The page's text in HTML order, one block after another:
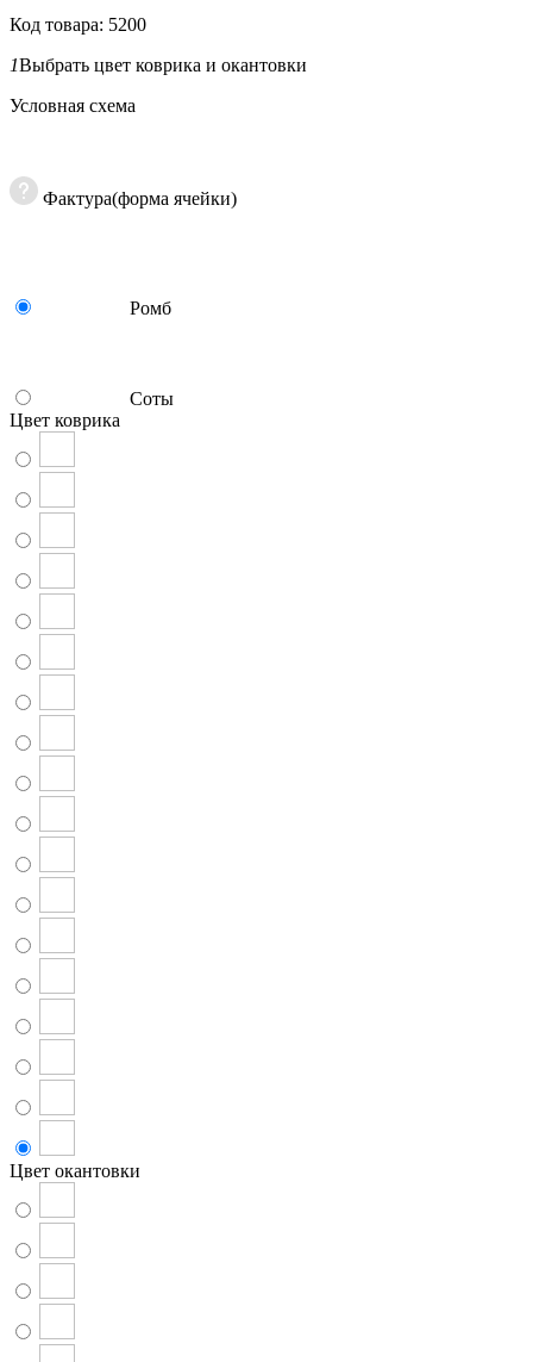
Код товара: 5200
1Выбрать цвет коврика и окантовки
Условная схема
Фактура(форма ячейки)
Ромб
Соты
Цвет коврика
Цвет окантовки